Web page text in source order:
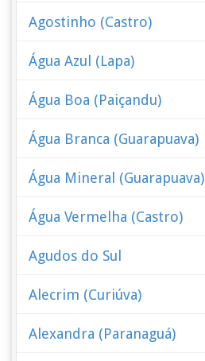
Agostinho (Castro)
Água Azul (Lapa)
Água Boa (Paiçandu)
Água Branca (Guarapuava)
Água Mineral (Guarapuava)
Água Vermelha (Castro)
Agudos do Sul
Alecrim (Curiúva)
Alexandra (Paranaguá)